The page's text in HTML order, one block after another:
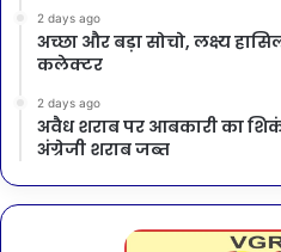
2 days ago
अच्छा और बड़ा सोचो, लक्ष्य
कलेक्टर
2 days ago
अवैध शराब पर आबकारी का
अंग्रेजी शराब जब्त